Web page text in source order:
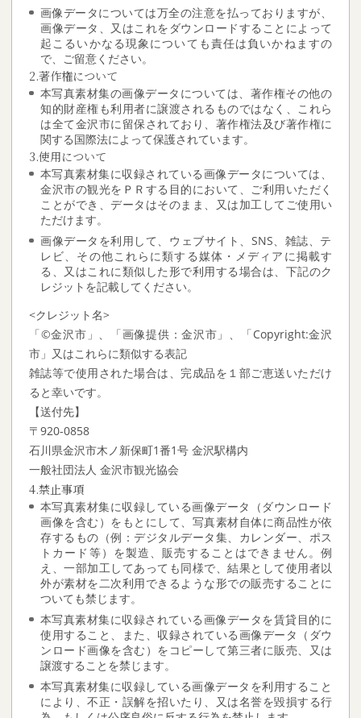
画像データについては万全の注意を払っておりますが、
画像データ、又はこれをダウンロードすることによって
起こるいかなる現象についても責任は負いかねますの
で、ご留意ください。
2.著作権について
本写真素材集の画像データについては、著作権その他の
知的財産権も利用者に譲渡されるものではなく、これら
は全て金沢市に留保されており、著作権法及び著作権に
関する国際法によって保護されています。
3.使用について
本写真素材集に収録されている画像データについては、
金沢市の観光をＰＲする目的において、ご利用いただく
ことができ、データはそのまま、又は加工してご使用い
ただけます。
画像データを利用して、ウェブサイト、SNS、雑誌、テ
レビ、その他これらに類する媒体・メディアに掲載す
る、又はこれに類似した形で利用する場合は、下記のク
レジットを記載してください。
<クレジット名>
「©金沢市」、「画像提供：金沢市」、「Copyright:金沢
市」又はこれらに類似する表記
雑誌等で使用された場合は、完成品を１部ご恵送いただけ
ると幸いです。
【送付先】
〒920-0858
石川県金沢市木ノ新保町1番1号 金沢駅構内
一般社団法人 金沢市観光協会
4.禁止事項
本写真素材集に収録している画像データ（ダウンロード
画像を含む）をもとにして、写真素材自体に商品性が依
存するもの（例：デジタルデータ集、カレンダー、ポス
トカード等）を製造、販売することはできません。例
え、一部加工してあっても同様で、結果として使用者以
外が素材を二次利用できるような形での販売することに
ついても禁じます。
本写真素材集に収録されている画像データを賃貸目的に
使用すること、また、収録されている画像データ（ダウ
ンロード画像を含む）をコピーして第三者に販売、又は
譲渡することを禁じます。
本写真素材集に収録している画像データを利用すること
により、不正・誤解を招いたり、又は名誉を毀損する行